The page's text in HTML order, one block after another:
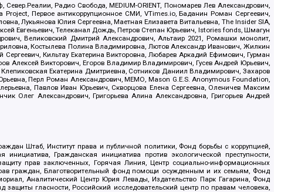
Радио Свобода, MEDIUM-ORIENT, Пономарев Лев Александрович,
Первое антикоррупционное СМИ, VTimes.io, Баданин Роман Сергеевич,
Лукьянова Юлия Сергеевна, Маетная Елизавета Витальевна, The Insider SIA,
Евгеньевич, Телеканал Дождь, Петров Степан Юрьевич, Istories fonds, Шмагун
Великовский Дмитрий Александрович, Альтаир 2021, Ромашки монолит,
Костылева Полина Владимировна, Лютов Александр Иванович, Жилкин
Кильтау Екатерина Викторовна, Любарев Аркадий Ефимович, Гурман
Алексей Викторович, Егоров Владимир Владимирович, Гусев Андрей Юрьевич,
Екатерина Дмитриевна, Сотников Даниил Владимирович, Захаров
Перл Роман Александрович, МЕМО, Mason G.E.S. Anonymous Foundation,
Павлов Иван Юрьевич, Скворцова Елена Сергеевна, Оленичев Максим
Олег Александрович, Григорьева Алина Александровна, Григорьев Андрей
Штаб, Институт права и публичной политики, Фонд борьбы с коррупцией,
Гражданская инициатива против экологической преступности,
прав заключенных, Горячая Линия, Центр социально-информационных
граждан, Благотворительный фонд помощи осужденным и их семьям, Фонд
Аналитический Центр Юрия Левады, Издательство Парк Гагарина, Фонд
гласности, Российский исследовательский центр по правам человека,